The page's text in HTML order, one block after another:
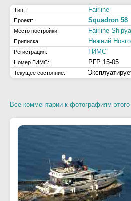
Тип: Fairline
Проект: Squadron 58
Место постройки: Fairline
Приписка:
Нижний
Регистрация: ГИМС
Номер ГИМС: РГР 15-05
Текущее состояние:
Все комментарии к фотографиям